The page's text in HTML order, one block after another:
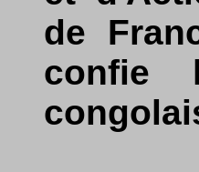
de
confie